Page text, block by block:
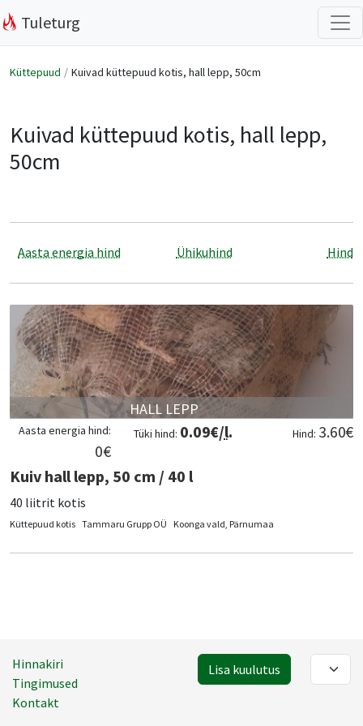
Tuleturg
Küttepuud Kuivad küttepuud kotis, hall lepp, 50cm
Kuivad küttepuud kotis, hall lepp,
50cm
Aasta energia hind Ühikuhind Hind
HALL LEPP
Hind: 3.60€
Tüki hind: 0.09€/l.
Aasta energia hind:
0€
Kuiv hall lepp, 50 cm / 40 l
40 liitrit kotis
Küttepuud kotis Tammaru Grupp OÜ Koonga vald, Pärnumaa
Hinnakiri
Tingimused
Kontakt
Lisa kuulutus